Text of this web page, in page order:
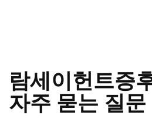
람세이헌트증
자주 묻는 질문